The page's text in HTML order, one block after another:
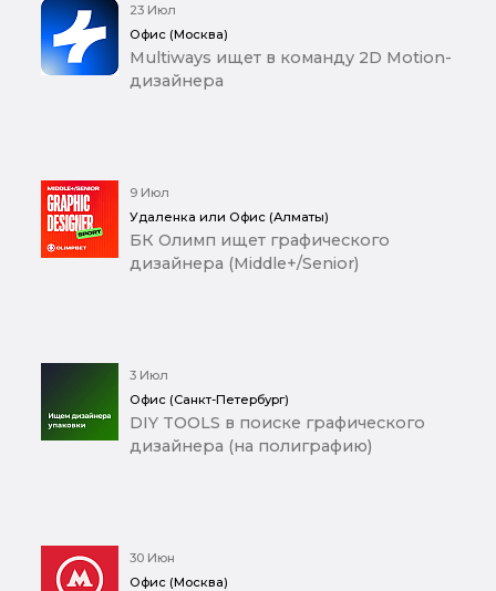
23 Июл
Офис (Москва)
Multiways ищет в команду 2D Motion-
дизайнера
9 Июл
Удаленка или Офис (Алматы)
БК Олимп ищет графического
дизайнера (Middle+/Senior)
3 Июл
Офис (Санкт-Петербург)
DIY TOOLS в поиске графического
дизайнера (на полиграфию)
30 Июн
Офис (Москва)